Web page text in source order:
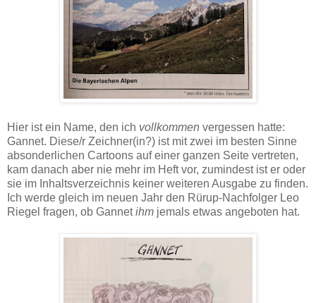
Hier ist ein Name, den ich vollkommen vergessen hatte:
Gannet. Diese/r Zeichner(in?) ist mit zwei im besten Sinne
absonderlichen Cartoons auf einer ganzen Seite vertreten,
kam danach aber nie mehr im Heft vor, zumindest ist er oder
sie im Inhaltsverzeichnis keiner weiteren Ausgabe zu finden.
Ich werde gleich im neuen Jahr den Rürup-Nachfolger Leo
Riegel fragen, ob Gannetihm jemals etwas angeboten hat.